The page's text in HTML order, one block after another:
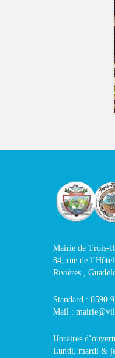
Mairie de Trois-
84, rue de
Rivières ,
Standard : 0590
Mail :
Horaires
Lundi, mardi &